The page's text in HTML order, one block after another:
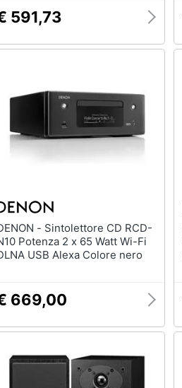
591,73
- Sintolettore CD RCD-
Potenza 2 x 65 Watt Wi-Fi
USB Alexa Colore nero
669,00